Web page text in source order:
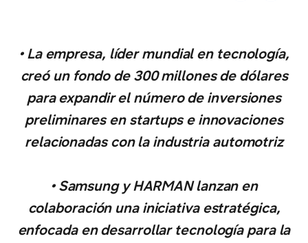
• La empresa, líder mundial en tecnología,
creó un fondo de 300 millones de dólares
para expandir el número de inversiones
preliminares en startups e innovaciones
relacionadas con la industria automotriz
• Samsung y HARMAN lanzan en
colaboración una iniciativa estratégica,
enfocada en desarrollar tecnología para la